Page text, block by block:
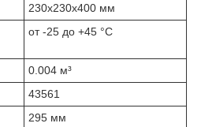
230х230х400 мм
от -25 до +45 °С
0.004 м³
43561
295 мм